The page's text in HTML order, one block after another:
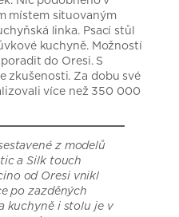
místem situovaným
linka. Psací stůl
kuchyně. Možností
do Oresi. S
zkušenosti. Za dobu své
více než 350 000
z modelů
a Silk touch
od Oresi vnikl
po zazděných
kuchyně i stolu je v